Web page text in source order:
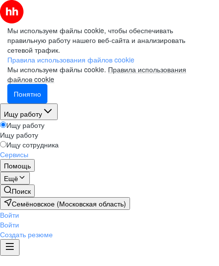
Мы используем файлы cookie, чтобы обеспечивать
правильную работу нашего веб-сайта и анализировать
сетевой трафик.
Правила использования файлов cookie
Мы используем файлы cookie. Правила использования
файлов cookie
Понятно
Ищу работу
Ищу работу
Ищу работу
Ищу сотрудника
Сервисы
Помощь
Ещё
Поиск
Семёновское (Московская область)
Войти
Войти
Создать резюме